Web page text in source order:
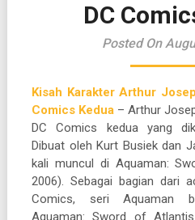
DC
Posted On
Kisah Karakter Arthur
Comics Kedua– Arthur
DC Comics kedua yang
Dibuat oleh Kurt Busiek dan
kali muncul di Aquaman:
2006). Sebagai bagian dari
Comics, seri Aquaman
Aquaman: Sword of